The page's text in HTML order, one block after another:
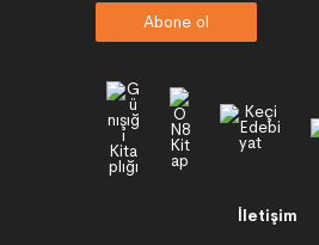
Abone ol
İletişim